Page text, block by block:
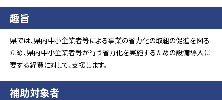
趣旨
県では、県内中小企業者等による事業の省力化の取組の促進を図る
ため、県内中小企業者等が行う省力化を実施するための設備導入に
要する経費に対して、支援します。
補助対象者